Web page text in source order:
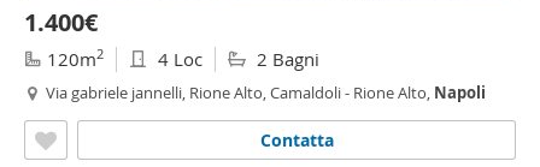
1.400€
120m2 4 Loc 2 Bagni
Via gabriele jannelli, Rione Alto, Camaldoli - Rione Alto, Napoli
Contatta